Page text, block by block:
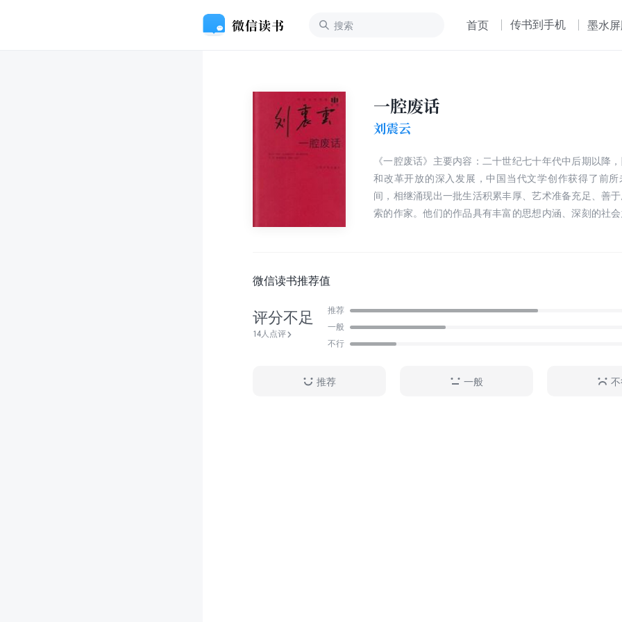
首页 传书到手机 墨水屏
一腔废话
刘震云
《一腔废话》主要内容：二十世纪七十年代中后期以降
和改革开放的深入发展，中国当代文学创作获得了前所
间，相继涌现出一批生活积累丰厚、艺术准备充足、善
索的作家。他们的作品具有丰富的思想内涵、深刻的社
国当代作家”系列丛书。
微信读书推荐值
评分不足
14人点评
推荐
一般
不行
推荐 一般